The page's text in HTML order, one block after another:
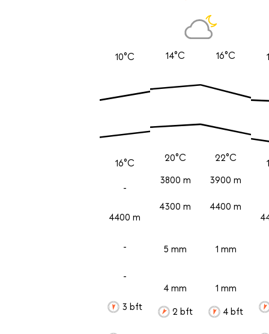
10°C
16°C
-
4400 m
-
-
3 bft
14°C
20°C
3800 m
4300 m
5 mm
4 mm
2 bft
16°C
22°C
3900 m
4400 m
1 mm
1 mm
4 bft